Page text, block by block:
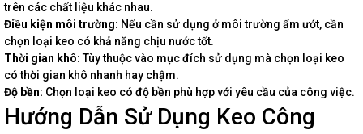
trên các chất liệu khác nhau.
Điều kiện môi trường: Nếu cần sử dụng ở môi trường ẩm ướt, cần
chọn loại keo có khả năng chịu nước tốt.
Thời gian khô:Tùy thuộc vào mục đích sử dụng mà chọn loại keo
có thời gian khô nhanh hay chậm.
Độ bền: Chọn loại keo có độ bền phù hợp với yêu cầu của công việc.
Hướng Dẫn Sử Dụng Keo Công